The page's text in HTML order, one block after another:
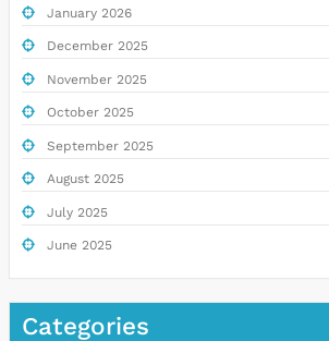
January 2026
December 2025
November 2025
October 2025
September 2025
August 2025
July 2025
June 2025
Categories